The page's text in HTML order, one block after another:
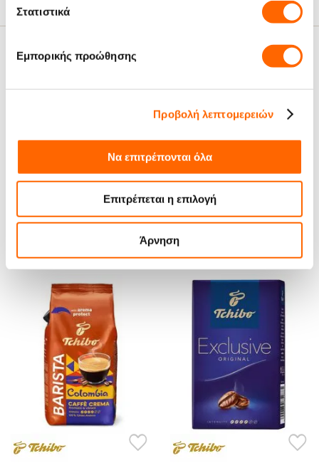
Στατιστικά
Εμπορικής προώθησης
Προβολή λεπτομερειών
Να επιτρέπονται όλα
Επιτρέπεται η επιλογή
Άρνηση
Σχετικά Άρθρα
Tchibo: 75 χρόνια στην κορυφή
του Espresso
Μπορεί να σου αρέσουν